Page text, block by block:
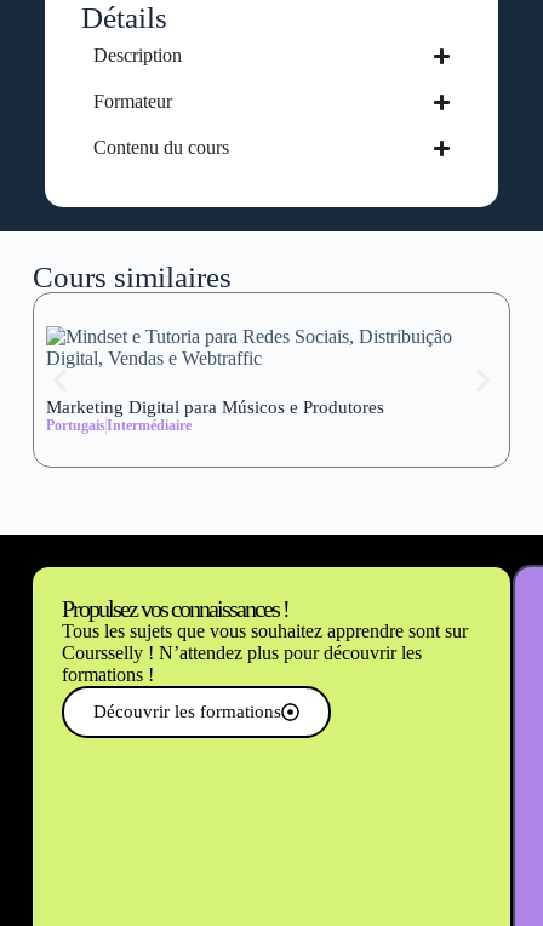
Détails
Description
Formateur
Contenu du cours
Cours similaires
Marketing Digital para Músicos e Produtores
PortugaisIntermédiaire
Propulsez vos connaissances !
Tous les sujets que vous souhaitez apprendre sont sur
Coursselly ! N’attendez plus pour découvrir les
formations !
Découvrir les formations